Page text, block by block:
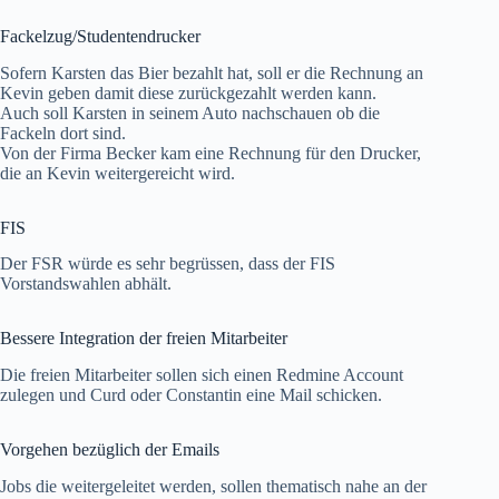
Fackelzug/Studentendrucker
Sofern Karsten das Bier bezahlt hat, soll er die Rechnung an
Kevin geben damit diese zurückgezahlt werden kann.
Auch soll Karsten in seinem Auto nachschauen ob die
Fackeln dort sind.
Von der Firma Becker kam eine Rechnung für den Drucker,
die an Kevin weitergereicht wird.
FIS
Der FSR würde es sehr begrüssen, dass der FIS
Vorstandswahlen abhält.
Bessere Integration der freien Mitarbeiter
Die freien Mitarbeiter sollen sich einen Redmine Account
zulegen und Curd oder Constantin eine Mail schicken.
Vorgehen bezüglich der Emails
Jobs die weitergeleitet werden, sollen thematisch nahe an der